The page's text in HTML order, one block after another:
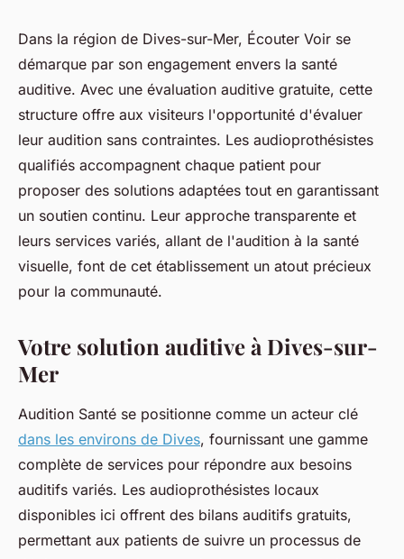
Votre solution auditive près de
Dives-sur-Mer : un essai
gratuit !
fabienne•9 avril 2025•5 min de lecture
Dans la région de Dives-sur-Mer, Écouter Voir se
démarque par son engagement envers la santé
auditive. Avec une évaluation auditive gratuite, cette
structure offre aux visiteurs l'opportunité d'évaluer
leur audition sans contraintes. Les audioprothésistes
qualifiés accompagnent chaque patient pour
proposer des solutions adaptées tout en garantissant
un soutien continu. Leur approche transparente et
leurs services variés, allant de l'audition à la santé
visuelle, font de cet établissement un atout précieux
pour la communauté.
Votre solution auditive à Dives-sur-
Mer
Audition Santé se positionne comme un acteur clé
dans les environs de Dives, fournissant une gamme
complète de services pour répondre aux besoins
auditifs variés. Les audioprothésistes locaux
disponibles ici offrent des bilans auditifs gratuits,
permettant aux patients de suivre un processus de